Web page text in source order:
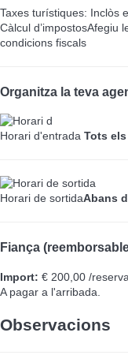
Taxes turístiques: Inclòs
Càlcul d’impostosAfegiu
condicions fiscals
Organitza la teva
Horari d'entrada Tots
Horari de sortidaAbans
Fiança
Import: € 200,00 /reserva
A pagar a l'arribada.
Observacions